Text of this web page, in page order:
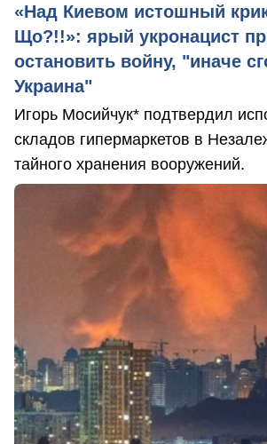
«Над Киевом истошный
Що?!!»: ярый укронацист
остановить войну, "иначе
Украина"
Игорь Мосийчук* подтвердил
складов гипермаркетов в
тайного хранения вооружений.